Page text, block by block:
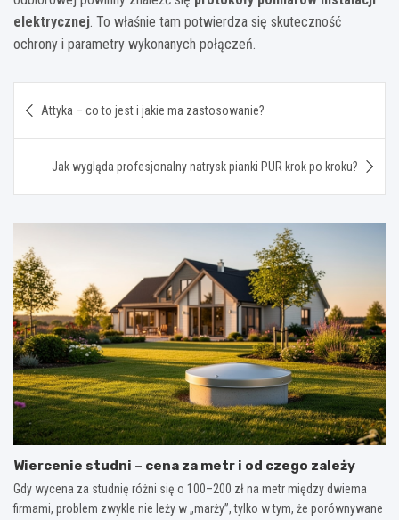
elektrycznej. To właśnie tam potwierdza się skuteczność
ochrony i parametry wykonanych połączeń.
wpisu
Attyka – co to jest i jakie ma zastosowanie?
Jak wygląda profesjonalny natrysk pianki PUR krok po kroku?
Wiercenie studni – cena za metr i od czego zależy
Gdy wycena za studnię różni się o 100–200 zł na metr między dwiema
firmami, problem zwykle nie leży w „marży”, tylko w tym, że porównywane